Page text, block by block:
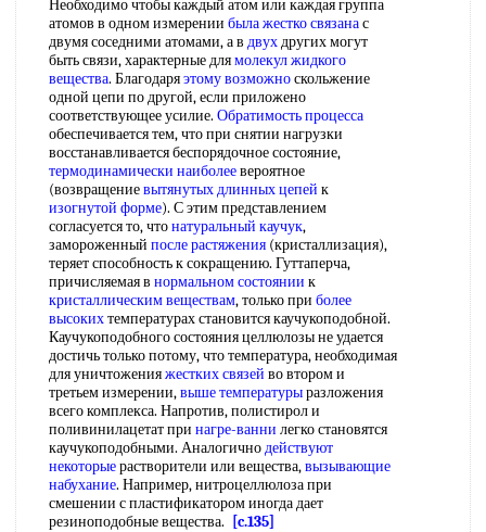
Необходимо чтобы каждый атом или каждая группа
атомов в одном измерении былажестко связанас
двумя соседними атомами, а в двухдругих могут
быть связи, характерные длямолекул жидкого
вещества. Благодаряэтому возможноскольжение
одной цепи по другой, если приложено
соответствующее усилие. Обратимость процесса
обеспечивается тем, что при снятии нагрузки
восстанавливается беспорядочное состояние,
термодинамически наиболеевероятное
(возвращениевытянутых длинных цепей к
изогнутой форме). С этим представлением
согласуется то, чтонатуральный каучук,
замороженный после растяжения (кристаллизация),
теряет способность к сокращению. Гуттаперча,
причисляемая в нормальном состоянии к
кристаллическим веществам, только при более
высокихтемпературах становится каучукоподобной.
Каучукоподобного состояния целлюлозы не удается
достичь только потому, что температура, необходимая
для уничтоженияжестких связей во втором и
третьем измерении,выше температурыразложения
всего комплекса. Напротив, полистирол и
поливинилацетат при нагре-ванни легко становятся
каучукоподобными. Аналогичнодействуют
некоторыерастворители или вещества,вызывающие
набухание. Например, нитроцеллюлоза при
смешении с пластификатором иногда дает
резиноподобные вещества.
[c.135]